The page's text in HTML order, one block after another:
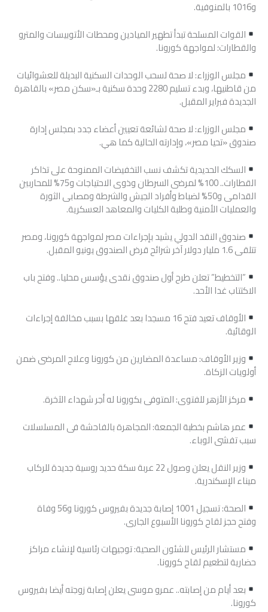
و1016 بالمنوفية.
القوات المسلحة تبدأ تطهير الميادين ومحطات الأتوبيسات والمترو
والقطارات؛ لمواجهة كورونا.
مجلس الوزراء: لا صحة لسحب الوحدات السكنية البديلة للعشوائيات
من قاطنيها، وبدء تسليم 2280 وحدة سكنية بـ«سكن مصر» بالقاهرة
الجديدة فبراير المقبل.
مجلس الوزراء: لا صحة لشائعة تعيين أعضاء جدد بمجلس إدارة
صندوق «تحيا مصر»، وإدارته الحالية كما هي.
السكك الحديدية تكشف نسب التخفيضات الممنوحة على تذاكر
القطارات.. 100% لمرضى السرطان وذوى الاحتياجات و75% للمحاربين
القدامى و50% لضباط وأفراد الجيش والشرطة ومصابى الثورة
والعمليات الأمنية وطلبة الكليات والمعاهد العسكرية.
صندوق النقد الدولي يشيد بإجراءات مصر لمواجهة كورونا، ومصر
تتلقى 1.6 مليار دولار آخر شرائح قرض الصندوق يونيو المقبل.
”التخطيط” تعلن طرح أول صندوق نقدى يؤسس محليا.. وفتح باب
الاكتتاب غدا الأحد.
الأوقاف تعيد فتح 16 مسجدا بعد غلقها بسبب مخالفة إجراءات
الوقائية.
وزير الأوقاف: مساعدة المضارين من كورونا وعلاج المرضى ضمن
أولويات الزكاة.
مركز الأزهر للفتوى: المتوفى بكورونا له أجر شهداء الآخرة.
عمر هاشم بخطبة الجمعة: المجاهرة بالفاحشة فى المسلسلات
سبب تفشى الوباء.
وزير النقل يعلن وصول 22 عربة سكة حديد روسية جديدة للركاب
ميناء الإسكندرية.
الصحة: تسجيل 1001 إصابة جديدة بفيروس كورونا و56 وفاة
وفتح حجز لقاح كورونا الأسبوع الجارى.
مستشار الرئيس للشئون الصحية: توجيهات رئاسية لإنشاء مراكز
حضارية لتطعيم لقاح كورونا.
بعد أيام من إصابته.. عمرو موسى يعلن إصابة زوجته أيضا بفيروس
كورونا.